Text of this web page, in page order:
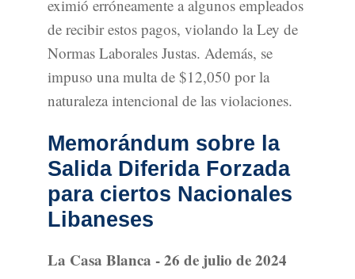
eximió erróneamente a algunos empleados
de recibir estos pagos, violando la Ley de
Normas Laborales Justas. Además, se
impuso una multa de $12,050 por la
naturaleza intencional de las violaciones.
Memorándum sobre la
Salida Diferida Forzada
para ciertos Nacionales
Libaneses
La Casa Blanca - 26 de julio de 2024